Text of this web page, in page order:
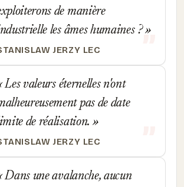
de manière
les âmes humaines ?
JERZY LEC
Les valeurs éternelles n'ont
pas de date
de réalisation.
JERZY LEC
Dans une avalanche, aucun